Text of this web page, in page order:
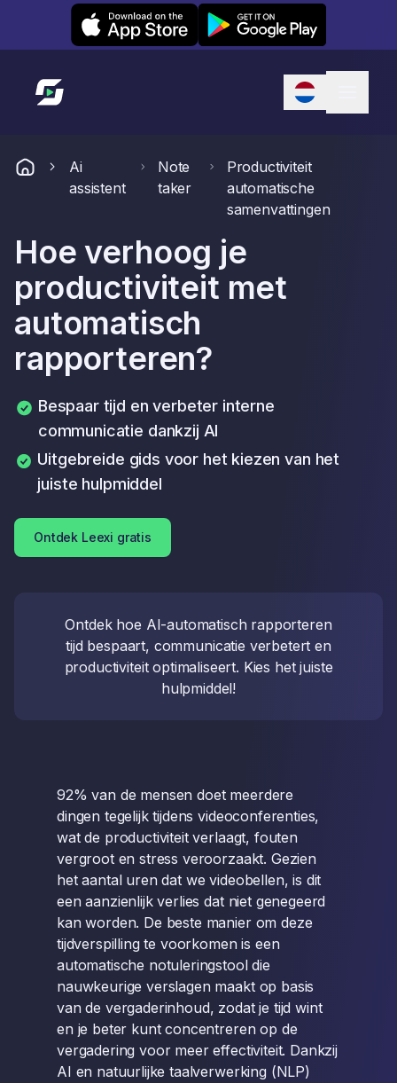
Leexi on iOS Leexi on Android
Link naar startpagina
Ai
assistent
Note
taker
Productiviteit
automatische
samenvattingen
Hoe verhoog je
productiviteit met
automatisch
rapporteren?
Bespaar tijd en verbeter interne
communicatie dankzij AI
Uitgebreide gids voor het kiezen van het
juiste hulpmiddel
Ontdek Leexi gratis
Ontdek hoe AI-automatisch rapporteren
tijd bespaart, communicatie verbetert en
productiviteit optimaliseert. Kies het juiste
hulpmiddel!
92% van de mensen doet meerdere
dingen tegelijk tijdens videoconferenties,
wat de productiviteit verlaagt, fouten
vergroot en stress veroorzaakt. Gezien
het aantal uren dat we videobellen, is dit
een aanzienlijk verlies dat niet genegeerd
kan worden. De beste manier om deze
tijdverspilling te voorkomen is een
automatische notuleringstool die
nauwkeurige verslagen maakt op basis
van de vergaderinhoud, zodat je tijd wint
en je beter kunt concentreren op de
vergadering voor meer effectiviteit. Dankzij
AI en natuurlijke taalverwerking (NLP)